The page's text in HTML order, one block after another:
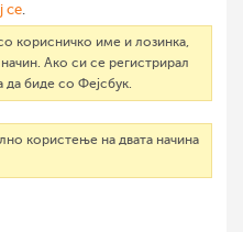
се.
корисничко име и лозинка,
Ако си се регистрирал
да биде со Фејсбук.
користење на двата начина